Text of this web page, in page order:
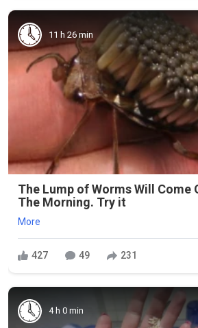
11 h 26 min
The Lump of Worms Will Come
The Morning. Try it
More
427 49 231
4 h 0 min